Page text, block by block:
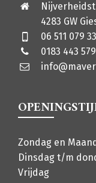
4283 GW
06 511 079 33
0183 443 579
Zondag en
Dinsdag t/m
Vrijdag